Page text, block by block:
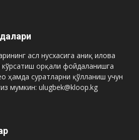
асл нусхасига аниқ илова
орқали фойдаланишга
ҳамда суратларни қўлланиш учун
мумкин: ulugbek@kloop.kg